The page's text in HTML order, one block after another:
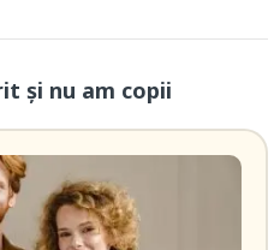
și nu am copii